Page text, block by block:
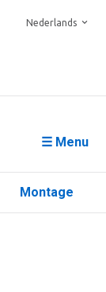
Nederlands
☰ Menu
Montage